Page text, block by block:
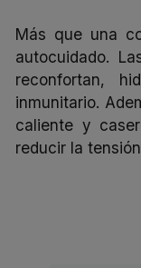
Más que una
autocuidado.
reconfortan,
inmunitario.
caliente y
reducir la